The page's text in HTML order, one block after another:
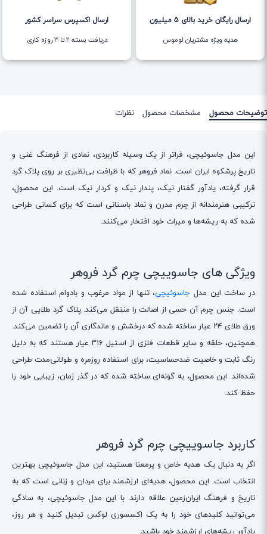
ارسال رایگان خرید بالای 5 میلیون
هدیه ویژه مشتریان لوموس
ارسال اکسپرس سراسر کشور
دریافت بسته ۲ تا ۳ روزه کاری
توضیحات محصول مشخصات محصول نظرات
این مدل جاسوئیچی، فراتر از یک وسیله کاربردی، نمادی از فرهنگ غنی و
تاریخ پرشکوه ایران است. نماد فروهر که با ظرافت بی‌نظیری بر روی پلاک گرد
قرار گرفته، یادآور گفتار نیک، پندار نیک و کردار نیک است. این محصول،
ترکیبی هنرمندانه از چرم مدرن و نماد باستانی است که برای کسانی طراحی
شده که به ریشه‌ها و میراث خود افتخار می‌کنند.
ویژگی های جاسوییچی چرم گرد فروهر
در ساخت این مدل جاسوئیچی، تنها از مواد مرغوب و بادوام استفاده شده
است. جنس چرم آن حسی از اصالت را منتقل می‌کند. پلاک گرد طلایی آن از
ورق طلای ۲۴ عیار ساخته شده که درخشش و ماندگاری آن را تضمین می‌کند.
همچنین، حلقه و سایر قطعات فلزی از استیل ۳۱۶ عیار هستند که به دلیل
رنگ ثابت و خاصیت ضدحساسیت، برای استفاده روزمره و طولانی‌مدت طراحی
شده‌اند. این محصول، به گونه‌ای ساخته شده که در گذر زمان، زیبایی خود را
حفظ کند.
کاربرد جاسوییچی چرم گرد فروهر
اگر به دنبال یک هدیه خاص و پرمعنا هستید، این مدل جاسوئیچی بهترین
انتخاب است. این محصول، هدیه‌ای ارزشمند برای مردان و زنانی است که به
تاریخ و فرهنگ ایران‌زمین علاقه دارند. با این مدل جاسوئیچی، به سادگی
می‌توانید کلیدهای خود را به یک اکسسوری لوکس تبدیل کنید و هر روز،
یادآور ریشه‌های ارزشمند خود باشید.